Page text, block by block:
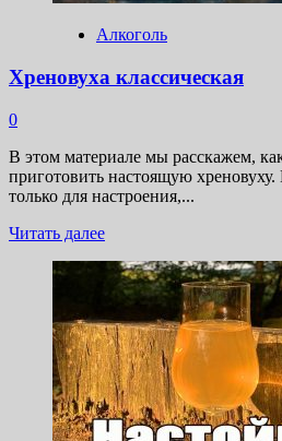
Алкоголь
Хреновуха классическая
0
В этом материале мы расскажем,
приготовить настоящую
только для настроения,...
Читать далееПрочитать
Хреновуха
классическая